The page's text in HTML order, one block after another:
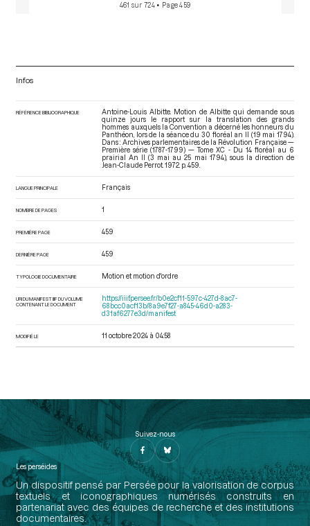
461 sur 724 • Page 459
Infos
RÉFÉRENCE BIBLIOGRAPHIQUE
Antoine-Louis Albitte. Motion de Albitte qui demande sous
quinze jours le rapport sur la translation des grands
hommes auxquels la Convention a décerné les honneurs du
Panthéon, lors de la séance du 30 floréal an II (19 mai 1794).
Dans : Archives parlementaires de la Révolution Française —
Première série (1787-1799) — Tome XC - Du 14 floréal au 6
prairial An II (3 mai au 25 mai 1794), sous la direction de
Jean-Claude Perrot. 1972. p. 459.
LANGUE PRINCIPALE Français
NOMBRE DE PAGES 1
PREMIÈRE PAGE 459
DERNIÈRE PAGE 459
TYPOLOGIE DOCUMENTAIRE Motion et motion d'ordre
URI DU MANIFEST IIIF DU VOLUME
CONTENANT LE DOCUMENT
https://iiif.persee.fr/b0e2cf11-597c-427d-8ac7-
68bcc0acf13b/8a9e7f27-a845-46d0-a283-
d31af6277e3d/manifest
MODIFIÉ LE 11 octobre 2024 à 04:58
Suivez-nous
Les perséides
Un dispositif pensé par Persée pour la valorisation de corpus
textuels et iconographiques numérisés construits en
partenariat avec des équipes de recherche et des institutions
documentaires.